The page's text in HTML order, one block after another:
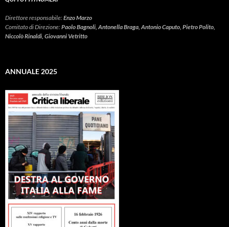
Direttore responsabile:Enzo Marzo
Comitato di Direzione:Paolo Bagnoli, Antonella Braga, Antonio Caputo, Pietro Polito,
Niccolò Rinaldi, Giovanni Vetritto
ANNUALE 2025